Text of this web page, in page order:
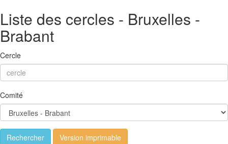
Liste des cercles - Bruxelles -
Brabant
Cercle
Comité
Rechercher Version imprimable